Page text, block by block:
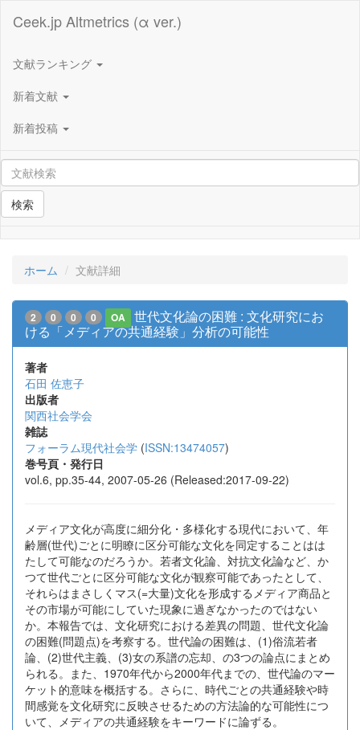
Ceek.jp Altmetrics (α ver.)
文献ランキング
新着文献
新着投稿
検索
ホーム 文献詳細
2 0 0 0 OA
世代文化論の困難 : 文化研究にお
ける「メディアの共通経験」分析の可能性
著者
石田 佐恵子
出版者
関西社会学会
雑誌
フォーラム現代社会学 (ISSN:13474057)
巻号頁・発行日
vol.6, pp.35-44, 2007-05-26 (Released:2017-09-22)
メディア文化が高度に細分化・多様化する現代において、年
齢層(世代)ごとに明瞭に区分可能な文化を同定することはは
たして可能なのだろうか。若者文化論、対抗文化論など、か
つて世代ごとに区分可能な文化が観察可能であったとして、
それらはまさしくマス(=大量)文化を形成するメディア商品と
その市場が可能にしていた現象に過ぎなかったのではない
か。本報告では、文化研究における差異の問題、世代文化論
の困難(問題点)を考察する。世代論の困難は、(1)俗流若者
論、(2)世代主義、(3)女の系譜の忘却、の3つの論点にまとめ
られる。また、1970年代から2000年代までの、世代論のマー
ケット的意味を概括する。さらに、時代ごとの共通経験や時
間感覚を文化研究に反映させるための方法論的な可能性につ
いて、メディアの共通経験をキーワードに論ずる。